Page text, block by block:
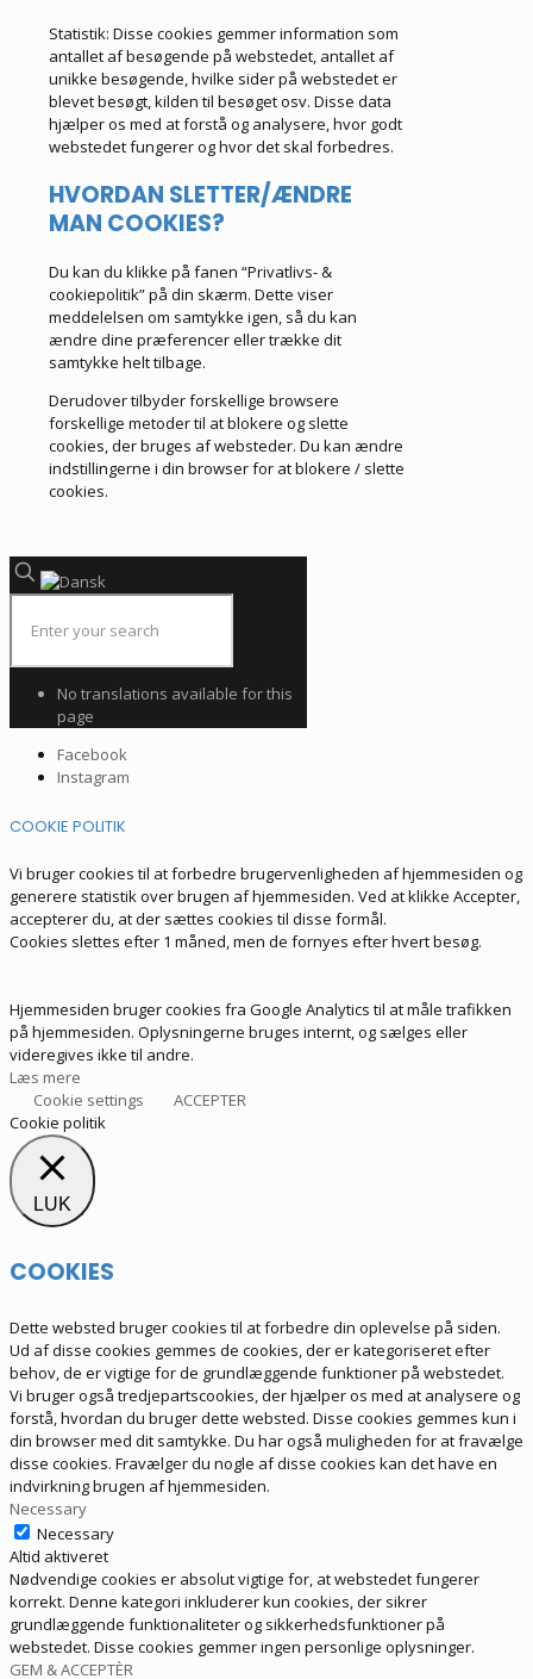
Statistik: Disse cookies gemmer information som
antallet af besøgende på webstedet, antallet af
unikke besøgende, hvilke sider på webstedet er
blevet besøgt, kilden til besøget osv. Disse data
hjælper os med at forstå og analysere, hvor godt
webstedet fungerer oghvor det skal forbedres.
HVORDAN SLETTER/ÆNDRE
MAN COOKIES?
Du kan du klikke på fanen “Privatlivs- &
cookiepolitik” på din skærm. Dette viser
meddelelsen om samtykke igen, så du kan
ændre dine præferencer eller trække dit
samtykke helt tilbage.
Derudover tilbyder forskellige browsere
forskellige metoder til at blokere og slette
cookies, der bruges af websteder. Du kan ændre
indstillingerne i din browser for at blokere / slette
cookies.
No translations available for this
page
Facebook
Instagram
COOKIE POLITIK
Vi bruger cookies til at forbedre brugervenligheden af hjemmesiden og
generere statistik over brugen af hjemmesiden. Ved at klikke Accepter,
accepterer du, at der sættes cookies til disse formål.
Cookies slettes efter 1 måned, men de fornyes efter hvert besøg.
Hjemmesiden bruger cookies fra Google Analytics til at måle trafikken
på hjemmesiden. Oplysningerne bruges internt, og sælges eller
videregives ikke til andre.
Læs mere
Cookie settings
ACCEPTER
Cookie politik
LUK
COOKIES
Dette websted bruger cookies til at forbedre din oplevelse på siden.
Ud af disse cookies gemmes de cookies, der er kategoriseret efter
behov, de er vigtige for de grundlæggende funktioner på webstedet.
Vi bruger også tredjepartscookies, der hjælper os med at analysere og
forstå, hvordan du bruger dette websted. Disse cookies gemmes kun i
din browser med dit samtykke. Du har også muligheden for at fravælge
disse cookies. Fravælger du nogle af disse cookies kan det have en
indvirkning brugen af hjemmesiden.
Necessary
Necessary
Altid aktiveret
Nødvendige cookies er absolut vigtige for, at webstedet fungerer
korrekt. Denne kategori inkluderer kun cookies, der sikrer
grundlæggende funktionaliteter og sikkerhedsfunktioner på
webstedet. Disse cookies gemmer ingen personlige oplysninger.
GEM & ACCEPTÈR